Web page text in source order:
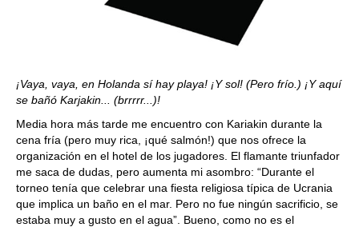
¡Vaya, vaya, en Holanda sí hay playa! ¡Y sol! (Pero frío.) ¡Y aquí
se bañó Karjakin... (brrrrr...)!
Media hora más tarde me encuentro con Kariakin durante la
cena fría (pero muy rica, ¡qué salmón!) que nos ofrece la
organización en el hotel de los jugadores. El flamante triunfador
me saca de dudas, pero aumenta mi asombro: “Durante el
torneo tenía que celebrar una fiesta religiosa típica de Ucrania
que implica un baño en el mar. Pero no fue ningún sacrificio, se
estaba muy a gusto en el agua”. Bueno, como no es el